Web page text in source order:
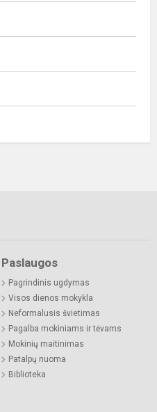
Paslaugos
Pagrindinis ugdymas
Visos dienos mokykla
Neformalusis švietimas
Pagalba mokiniams ir tėvams
Mokinių maitinimas
Patalpų nuoma
Biblioteka